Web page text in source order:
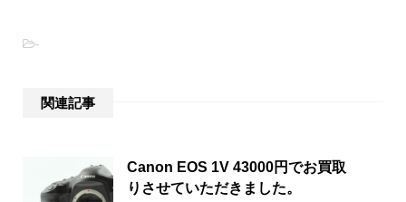
-
関連記事
Canon EOS 1V 43000円でお買取
りさせていただきました。